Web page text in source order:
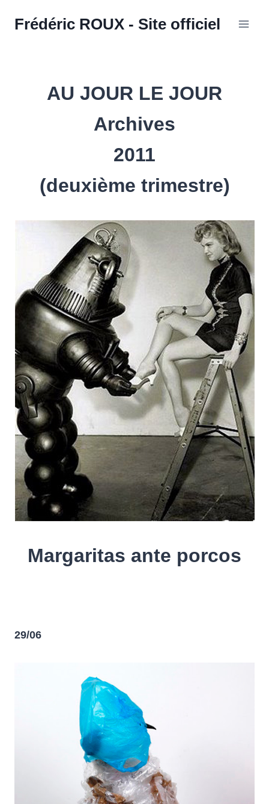
Frédéric ROUX - Site officiel
AU JOUR LE JOUR
Archives
2011
(deuxième trimestre)
Margaritas ante porcos
29/06